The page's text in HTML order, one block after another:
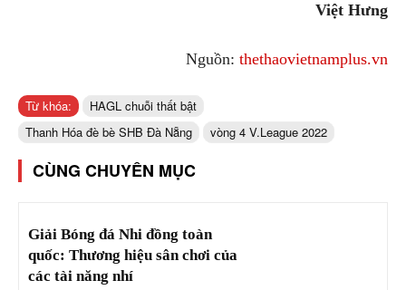
Việt Hưng
Nguồn: thethaovietnamplus.vn
Từ khóa:
HAGL chuỗi thất bật
Thanh Hóa đè bè SHB Đà Nẵng
vòng 4 V.League 2022
CÙNG CHUYÊN MỤC
Giải Bóng đá Nhi đồng toàn
quốc: Thương hiệu sân chơi của
các tài năng nhí